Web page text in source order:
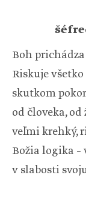
Boh
Riskuje
skutkom
od človeka,
veľmi krehký,
Božia logika –
v slabosti